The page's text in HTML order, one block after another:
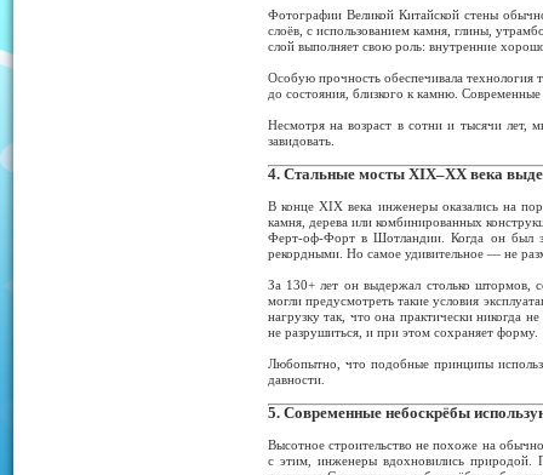
Фотографии Великой Китайской стены
слоёв, с использованием камня, глины,
слой выполняет свою роль: внутренние
Особую прочность обеспечивала технология
до состояния, близкого к камню.
Несмотря на возраст в сотни и тысячи лет,
завидовать.
4. Стальные мосты XIX–XX века
В конце XIX века инженеры оказались на
камня, дерева или комбинированных
Ферт-оф-Форт в Шотландии. Когда он был
рекордными. Но самое удивительное — не
За 130+ лет он выдержал столько штормов,
могли предусмотреть такие условия
нагрузку так, что она практически никогда
не разрушиться, и при этом сохраняет форму.
Любопытно, что подобные принципы
давности.
5. Современные небоскрёбы
Высотное строительство не похоже на
с этим, инженеры вдохновились природой.